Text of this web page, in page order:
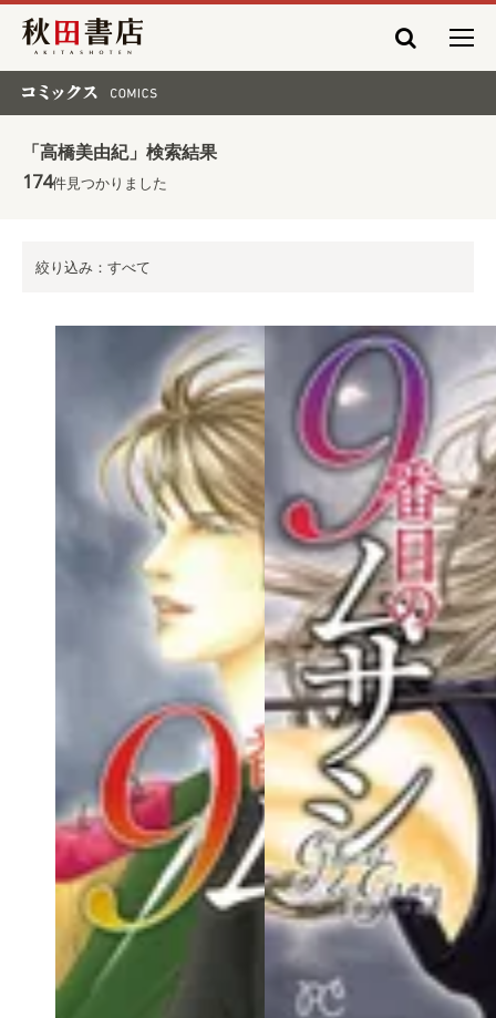
秋田書店
「高橋美由紀」検索結果
174件見つかりました
絞り込み：すべて